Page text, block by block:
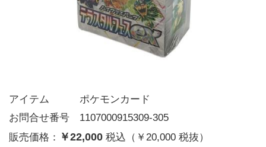
アイテム   ポケモンカード
お問合せ番号 1107000915309-305
販売価格： ￥22,000 税込（￥20,000 税抜）